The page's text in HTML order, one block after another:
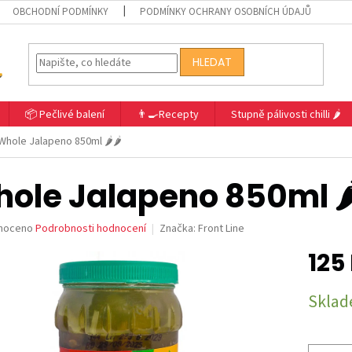
OBCHODNÍ PODMÍNKY PODMÍNKY OCHRANY OSOBNÍCH ÚDAJŮ
HLEDAT
📦 Pečlivé balení 👨‍🍳Recepty Stupně pálivosti chilli 🌶️
Jalapeno 850ml 🌶️🌶️
Jalapeno 850ml
Podrobnosti hodnocení Značka: Front Line
cena: